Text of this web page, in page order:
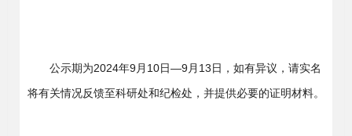
公示期为2024年9月10日—9月13日，如有异议，请实名
将有关情况反馈至科研处和纪检处，并提供必要的证明材料。